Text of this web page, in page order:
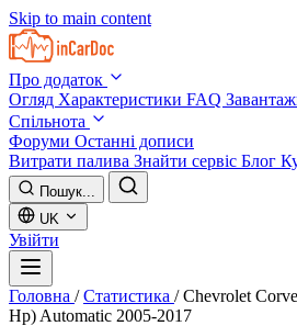
Skip to main content
Про додаток
Огляд Характеристики FAQ
Спільнота
Форуми Останні дописи
Витрати палива Знайти сервіс Блог
Пошук...
UK
Увійти
Головна / Статистика / Chevrolet
Hp) Automatic 2005-2017